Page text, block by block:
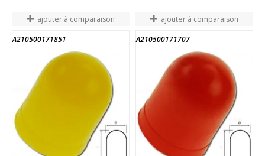
ajouter à comparaison
A210500171851
ajouter à comparaison
A210500171707